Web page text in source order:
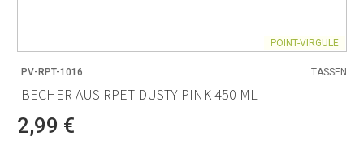
POINT-VIRGULE
PV-RPT-1016 TASSEN
BECHER AUS RPET DUSTY PINK 450 ML
2,99 €